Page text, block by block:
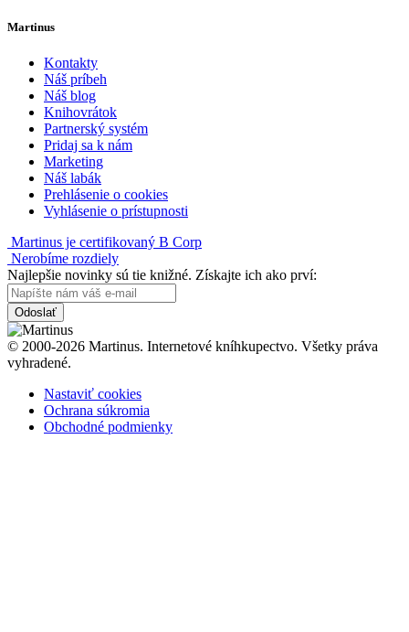
Martinus
Kontakty
Náš príbeh
Náš blog
Knihovrátok
Partnerský systém
Pridaj sa k nám
Marketing
Náš labák
Prehlásenie o cookies
Vyhlásenie o prístupnosti
Martinus je certifikovaný B Corp
Nerobíme rozdiely
Najlepšie novinky sú tie knižné. Získajte ich ako prví:
Odoslať
© 2000-2026 Martinus. Internetové kníhkupectvo. Všetky práva
vyhradené.
Nastaviť cookies
Ochrana súkromia
Obchodné podmienky